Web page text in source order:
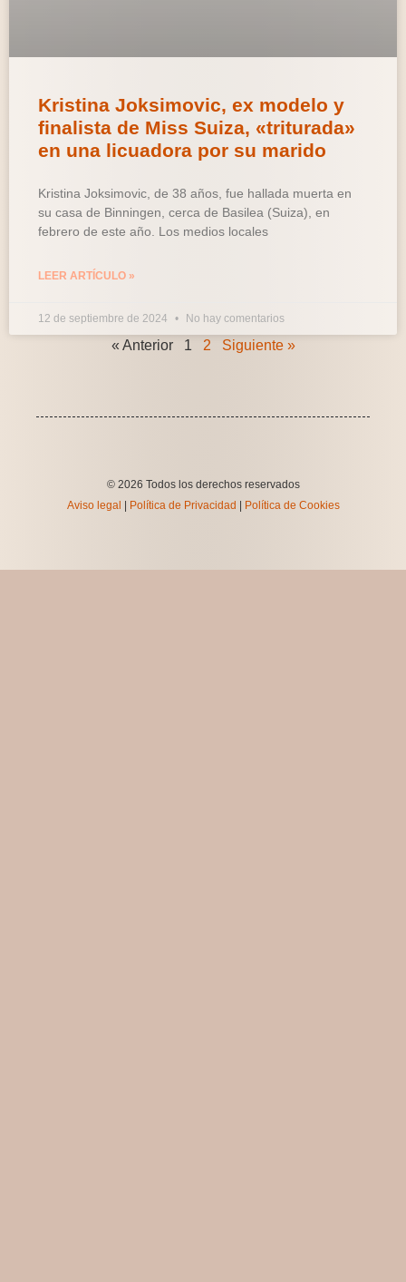
Kristina Joksimovic, ex modelo y
finalista de Miss Suiza, «triturada»
en una licuadora por su marido
Kristina Joksimovic, de 38 años, fue hallada muerta en
su casa de Binningen, cerca de Basilea (Suiza), en
febrero de este año. Los medios locales
LEER ARTÍCULO »
12 de septiembre de 2024 No hay comentarios
« Anterior 1 2 Siguiente »
© 2026 Todos los derechos reservados
Aviso legal | Política de Privacidad | Política de Cookies